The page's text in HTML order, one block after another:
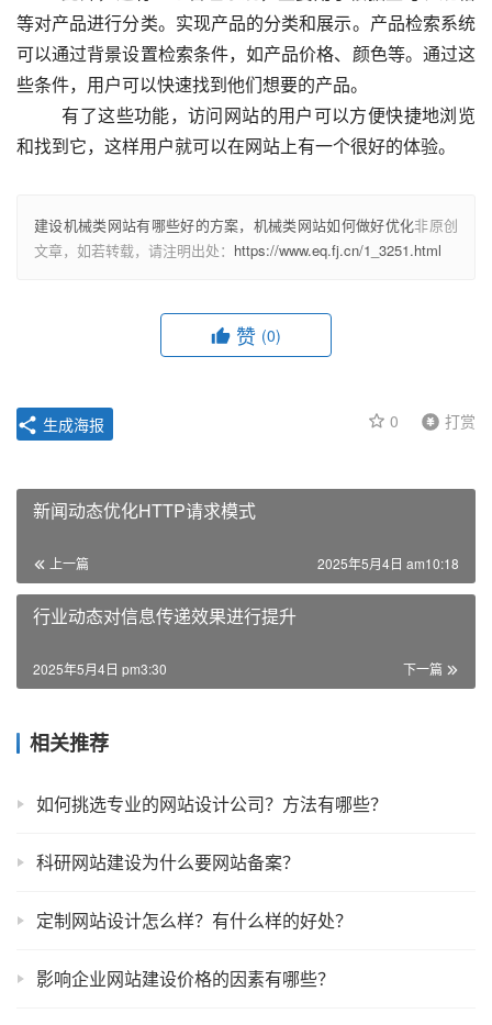
等对产品进行分类。实现产品的分类和展示。产品检索系统
可以通过背景设置检索条件，如产品价格、颜色等。通过这
些条件，用户可以快速找到他们想要的产品。
建设机械类网站有哪些好的方案，机械类网站如何做好优化非原创
文章，如若转载，请注明出处： https://www.eq.fj.cn/1_3251.html
赞 (0)
0 打赏
生成海报
新闻动态优化HTTP请求模式
上一篇 2025年5月4日 am10:18
行业动态对信息传递效果进行提升
下一篇
2025年5月4日 pm3:30
相关推荐
如何挑选专业的网站设计公司？方法有哪些？
科研网站建设为什么要网站备案？
定制网站设计怎么样？有什么样的好处？
影响企业网站建设价格的因素有哪些？